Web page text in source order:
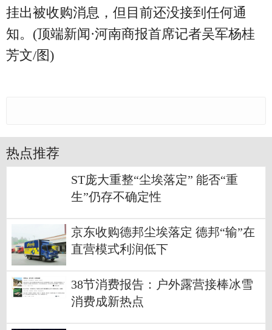
挂出被收购消息，但目前还没接到任何通
知。(顶端新闻·河南商报首席记者吴军杨桂
芳文/图)
热点推荐
ST庞大重整“尘埃落定” 能否“重
生”仍存不确定性
京东收购德邦尘埃落定 德邦“输”在
直营模式利润低下
38节消费报告：户外露营接棒冰雪
消费成新热点